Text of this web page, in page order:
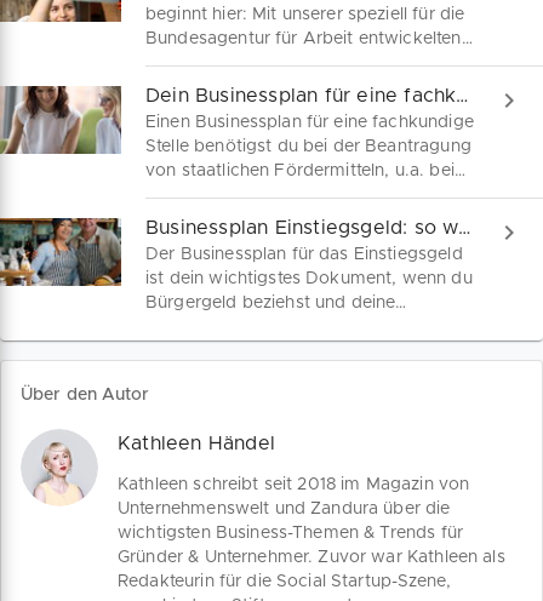
beginnt hier: Mit unserer speziell für die
Bundesagentur für Arbeit entwickelten
Businessplan-Vorlage. Präzise,
praxisnah und perfekt für deine
Geschäftsidee.
Dein Businessplan für eine fachkundige Stellungnahme!
Einen Businessplan für eine fachkundige
Stelle benötigst du bei der Beantragung
von staatlichen Fördermitteln, u.a. beim
Gründungszuschuss von der Agentur
für Arbeit. Entdecke, wie unsere
kostenfreie Businessplan-Vorlage dir
hilft, die fachkundige Stellungnahme zu
meistern!
Businessplan Einstiegsgeld: so wirst du unabhängig
Der Businessplan für das Einstiegsgeld
ist dein wichtigstes Dokument, wenn du
Bürgergeld beziehst und deine
Businessplans.
Über den Autor
Kathleen Händel
Kathleen schreibt seit 2018 im Magazin von
Unternehmenswelt und Zandura über die
wichtigsten Business-Themen & Trends für
Gründer & Unternehmer. Zuvor war Kathleen als
Redakteurin für die Social Startup-Szene,